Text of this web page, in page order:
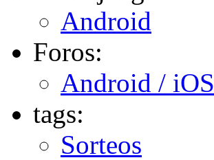
Android
Foros:
Android / iOS
tags:
Sorteos